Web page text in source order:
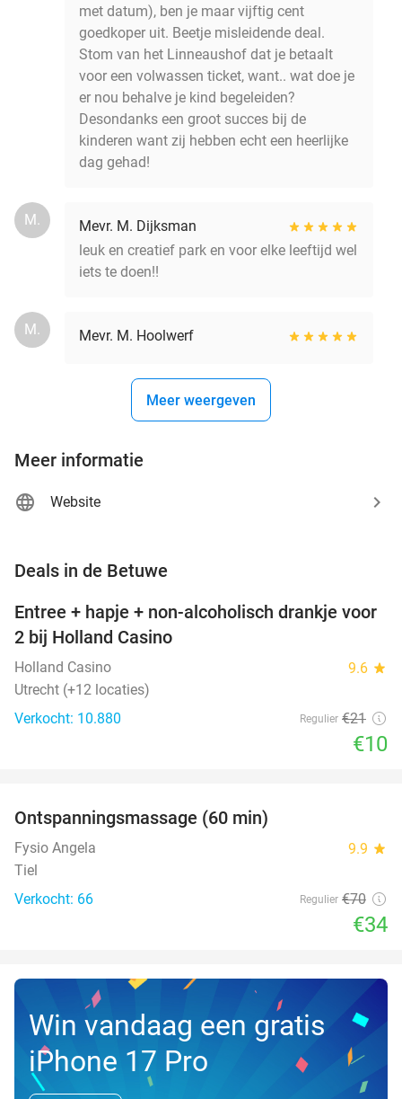
met datum), ben je maar vijftig cent
goedkoper uit. Beetje misleidende deal.
Stom van het Linneaushof dat je betaalt
voor een volwassen ticket, want.. wat doe je
er nou behalve je kind begeleiden?
Desondanks een groot succes bij de
kinderen want zij hebben echt een heerlijke
dag gehad!
M.
Mevr. M. Dijksman
leuk en creatief park en voor elke leeftijd wel
iets te doen!!
M. Mevr. M. Hoolwerf
Meer weergeven
Meer informatie
Website
Deals in de Betuwe
52%
Entree + hapje + non-alcoholisch drankje voor
2 bij Holland Casino
Holland Casino 9.6 star
Utrecht (+12 locaties)
Verkocht: 10.880
Regulier €21
€10
Ontspanningsmassage (60 min)
Fysio Angela 9.9 star
Tiel
Verkocht: 66
Regulier €70
€34
Win vandaag een gratis
iPhone 17 Pro